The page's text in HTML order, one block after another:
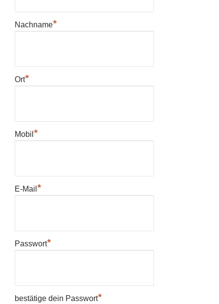
Nachname*
Ort*
Mobil *
E-Mail *
Passwort*
bestätige dein Passwort*